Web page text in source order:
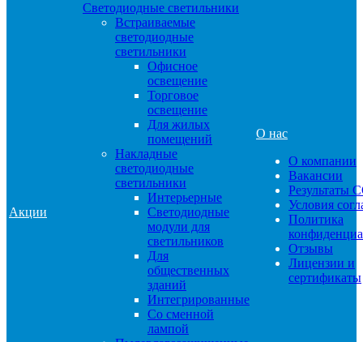
Акции
Светодиодные светильники
Встраиваемые
светодиодные
светильники
Офисное
освещение
Торговое
освещение
Для жилых
помещений
Накладные
светодиодные
светильники
Интерьерные
Светодиодные
модули для
светильников
Для
общественных
зданий
Интегрированные
Со сменной
лампой
О нас
О компании
Вакансии
Результаты
Условия
Политика
Отзывы
Лицензии и
сертификаты